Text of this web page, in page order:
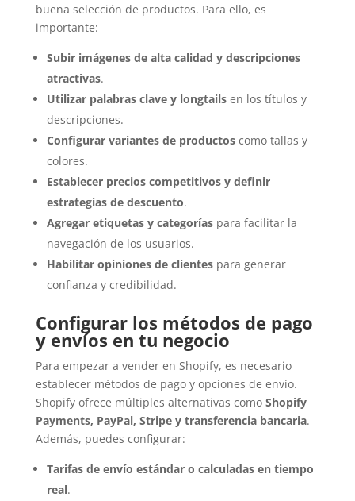
buena selección de productos. Para ello, es
importante:
Subir imágenes de alta calidad y descripciones
atractivas.
Utilizar palabras clave y longtailsen los títulos y
descripciones.
Configurar variantes de productoscomo tallas y
colores.
Establecer precios competitivos y definir
estrategias de descuento.
Agregar etiquetas y categoríaspara facilitar la
navegación de los usuarios.
Habilitar opiniones de clientespara generar
confianza y credibilidad.
Configurar los métodos de pago
y envíos en tu negocio
Para empezar a vender en Shopify, es necesario
establecer métodos de pago y opciones de envío.
Shopify ofrece múltiples alternativas como Shopify
Payments, PayPal, Stripe y transferencia bancaria.
Además, puedes configurar:
Tarifas de envío estándar o calculadas en tiempo
real.